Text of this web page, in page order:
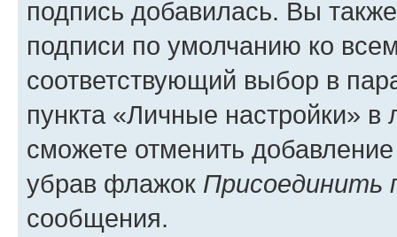
подпись добавилась. Вы
подписи по умолчанию ко
соответствующий выбор в
пункта «Личные настройки»
сможете отменить
убрав флажок Присоединить
сообщения.